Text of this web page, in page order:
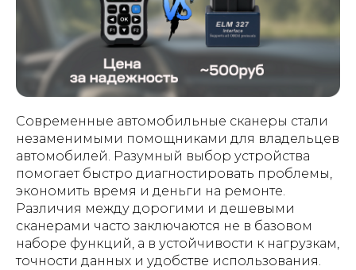
Современные автомобильные сканеры стали
незаменимыми помощниками для владельцев
автомобилей. Разумный выбор устройства
помогает быстро диагностировать проблемы,
экономить время и деньги на ремонте.
Различия между дорогими и дешевыми
сканерами часто заключаются не в базовом
наборе функций, а в устойчивости к нагрузкам,
точности данных и удобстве использования.